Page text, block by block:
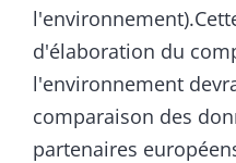
d'élaboration du
l'environnement
comparaison des
partenaires